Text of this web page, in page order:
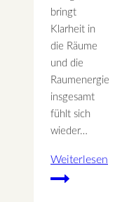
bringt
Klarheit in
die Räume
und die
Raumenergie
insgesamt
fühlt sich
wieder…
Weiterlesen
Aromaöl